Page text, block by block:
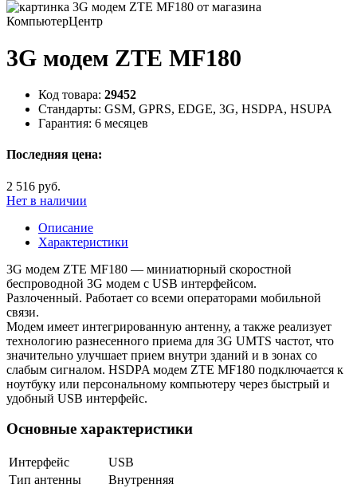
3G модем ZTE MF180
Код товара: 29452
Стандарты: GSM, GPRS, EDGE, 3G, HSDPA, HSUPA
Гарантия: 6 месяцев
Последняя цена:
2 516 руб.
Нет в наличии
Описание
Характеристики
3G модем ZTE MF180 — миниатюрный скоростной
беспроводной 3G модем с USB интерфейсом.
Разлоченный. Работает со всеми операторами мобильной
связи.
Модем имеет интегрированную антенну, а также реализует
технологию разнесенного приема для 3G UMTS частот, что
значительно улучшает прием внутри зданий и в зонах со
слабым сигналом. HSDPA модем ZTE MF180 подключается к
ноутбуку или персональному компьютеру через быстрый и
удобный USB интерфейс.
Основные характеристики
Интерфейс
USB
Тип антенны
Внутренняя